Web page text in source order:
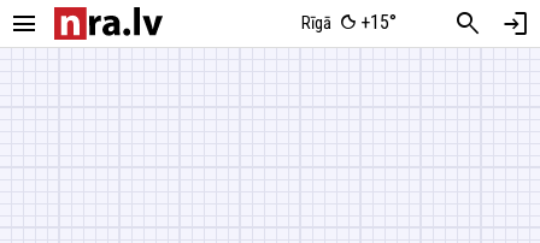
menu Rīgā +15° search login